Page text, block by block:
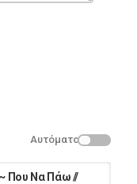
Αυτόματο
~ Που Να Πάω //